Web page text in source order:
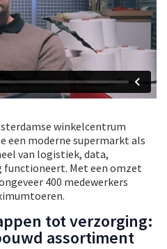
winkelcentrum
een moderne supermarkt als
van logistiek, data,
Met een omzet
400 medewerkers
tot verzorging:
assortiment